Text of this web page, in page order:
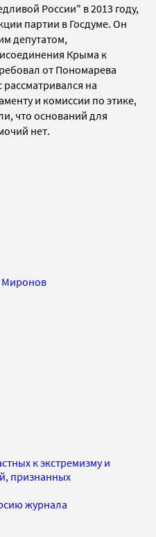
России" в 2013 году,
партии в Госдуме. Он
депутатом,
Крыма к
от Пономарева
на
и комиссии по этике,
что оснований для
нет.
Миронов
к экстремизму и
признанных
журнала